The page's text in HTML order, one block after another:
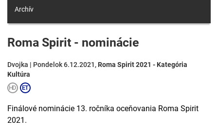
Archív
Roma Spirit - nominácie
Dvojka | Pondelok 6.12.2021, Roma Spirit 2021 - Kategória
Kultúra
Finálové nominácie 13. ročníka oceňovania Roma Spirit
2021.